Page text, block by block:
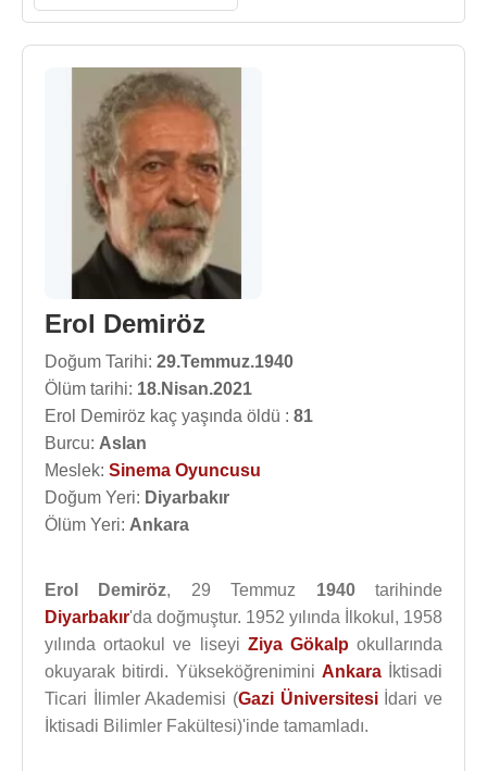
Erol Demiröz
Doğum Tarihi: 29.Temmuz.1940
Ölüm tarihi: 18.Nisan.2021
Erol Demiröz kaç yaşında öldü : 81
Burcu: Aslan
Meslek: Sinema Oyuncusu
Doğum Yeri: Diyarbakır
Ölüm Yeri: Ankara
Erol Demiröz, 29 Temmuz 1940tarihinde
Diyarbakır'da doğmuştur. 1952 yılında İlkokul, 1958
yılında ortaokul ve liseyi Ziya Gökalp okullarında
okuyarak bitirdi. Yükseköğrenimini Ankaraİktisadi
Ticari İlimler Akademisi (Gazi Üniversitesiİdari ve
İktisadi Bilimler Fakültesi)'inde tamamladı.